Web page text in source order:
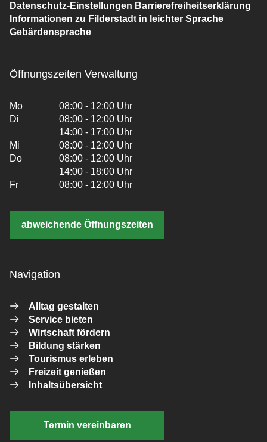
Datenschutz-Einstellungen Barrierefreiheitserklärung
Informationen zu Filderstadt in leichter Sprache
Gebärdensprache
Öffnungszeiten Verwaltung
Mo
08:00 - 12:00 Uhr
Di
08:00 - 12:00 Uhr
14:00 - 17:00 Uhr
Mi
08:00 - 12:00 Uhr
Do
08:00 - 12:00 Uhr
14:00 - 18:00 Uhr
Fr
08:00 - 12:00 Uhr
abweichende Öffnungszeiten
Navigation
Alltag gestalten
Service bieten
Wirtschaft fördern
Bildung stärken
Tourismus erleben
Freizeit genießen
Inhaltsübersicht
Termin vereinbaren